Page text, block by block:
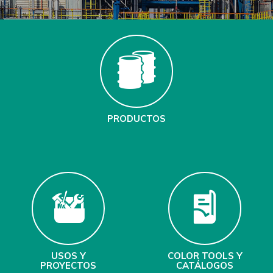
PRODUCTOS
USOS Y
PROYECTOS
COLOR TOOLS Y
CATÁLOGOS